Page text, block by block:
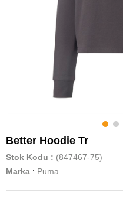
Better Hoodie Tr
Stok Kodu
(847467-75)
Marka : Puma